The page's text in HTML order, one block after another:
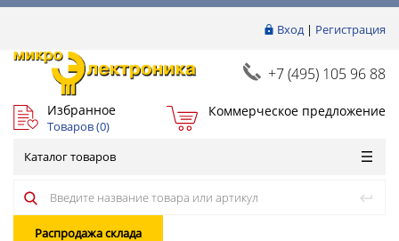
Вход| Регистрация
+7 (495) 105 96 88
Избранное
Товаров (0)
Коммерческое предложение
Каталог товаров
Распродажа склада